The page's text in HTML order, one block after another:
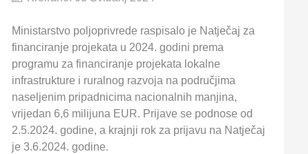
Ministarstvo poljoprivrede raspisalo je Natječaj za
financiranje projekata u 2024. godini prema
programu za financiranje projekata lokalne
infrastrukture i ruralnog razvoja na područjima
naseljenim pripadnicima nacionalnih manjina,
vrijedan 6,6 milijuna EUR. Prijave se podnose od
2.5.2024. godine, a krajnji rok za prijavu na Natječaj
je 3.6.2024. godine.